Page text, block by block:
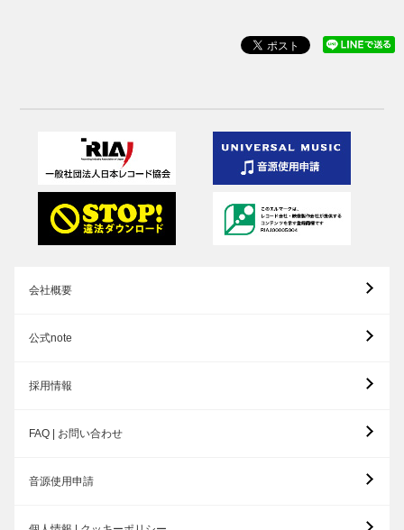
会社概要
公式note
採用情報
FAQ | お問い合わせ
音源使用申請